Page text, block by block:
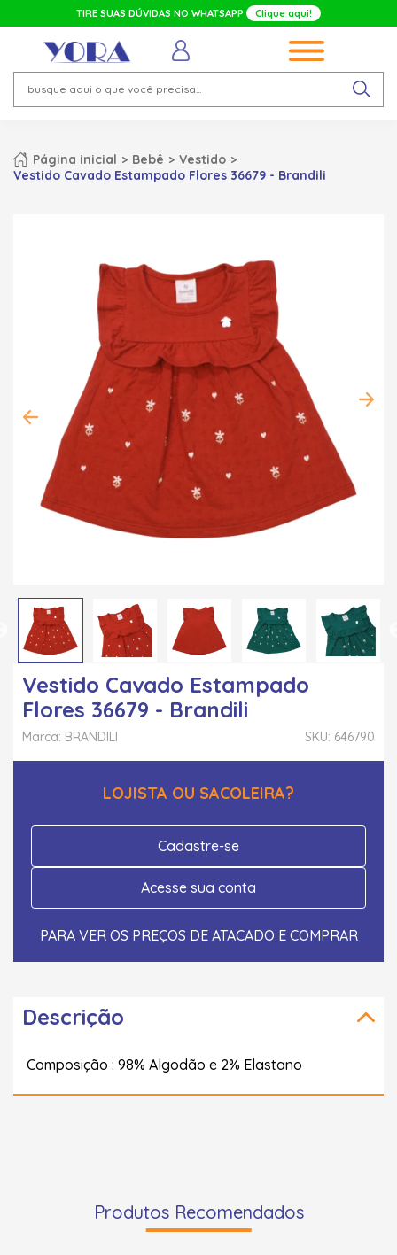
TIRE SUAS DÚVIDAS NO WHATSAPP Clique aqui!
Página inicial Bebê
Vestido
Vestido Cavado Estampado Flores 36679 - Brandili
Vestido Cavado Estampado
Flores 36679 - Brandili
SKU: 646790
Marca: BRANDILI
LOJISTA OU SACOLEIRA?
Cadastre-se
Acesse sua conta
PARA VER OS PREÇOS DE ATACADO E COMPRAR
Descrição
Composição : 98% Algodão e 2% Elastano
Produtos Recomendados